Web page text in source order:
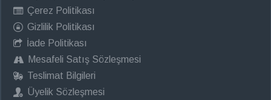
Çerez Politikası
Gizlilik Politikası
İade Politikası
Mesafeli Satış Sözleşmesi
Teslimat Bilgileri
Üyelik Sözleşmesi